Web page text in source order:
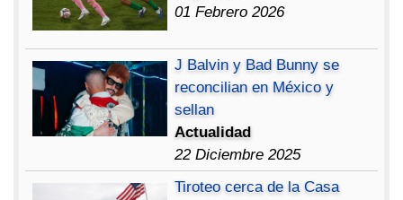
01 Febrero 2026
J Balvin y Bad Bunny se
reconcilian en México y
sellan
Actualidad
22 Diciembre 2025
Tiroteo cerca de la Casa